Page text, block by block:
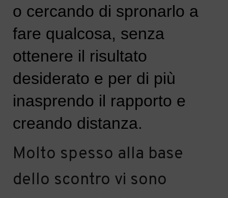
o cercando di spronarlo a
fare qualcosa, senza
ottenere il risultato
desiderato e per di più
inasprendo il rapporto e
creando distanza.
Molto spesso alla base
dello scontro vi sono